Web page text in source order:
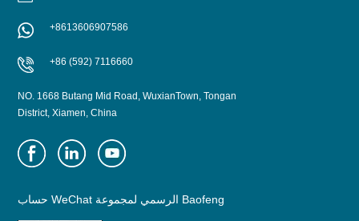
+8613606907586
+86 (592) 7116660
NO. 1668 Butang Mid Road, WuxianTown, Tongan
District, Xiamen, China
حساب WeChat الرسمي لمجموعة Baofeng